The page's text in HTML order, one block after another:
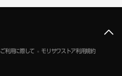
ご利用に際して モリサワストア利用規約